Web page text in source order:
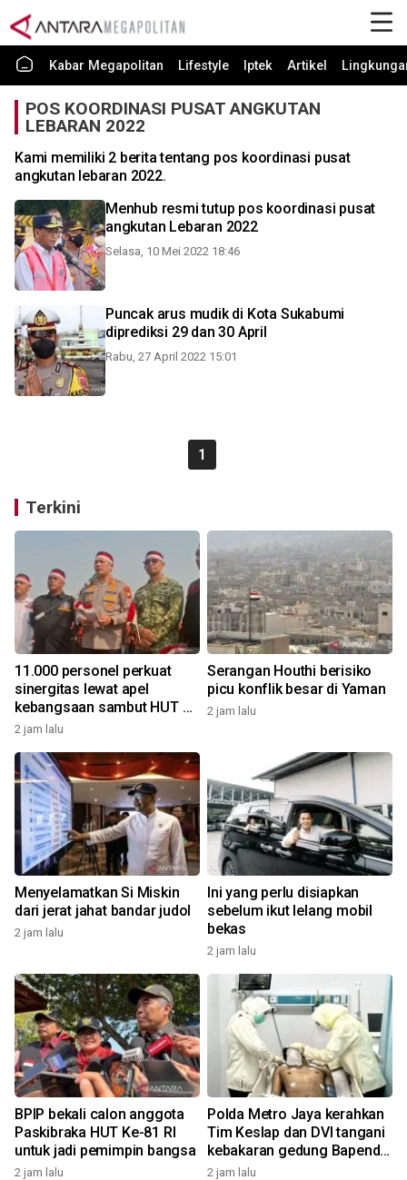
Kabar Megapolitan Lifestyle Iptek Artikel
POS KOORDINASI PUSAT ANGKUTAN
LEBARAN 2022
Kami memiliki 2 berita tentang pos koordinasi pusat
angkutan lebaran 2022.
Menhub resmi tutup pos koordinasi pusat
angkutan Lebaran 2022
Selasa, 10 Mei 2022 18:46
Puncak arus mudik di Kota Sukabumi
diprediksi 29 dan 30 April
Rabu, 27 April 2022 15:01
1
Terkini
11.000 personel perkuat
sinergitas lewat apel
kebangsaan sambut HUT RI
di kawasan Monas
2 jam lalu
Serangan Houthi berisiko
picu konflik besar di Yaman
2 jam lalu
Menyelamatkan Si Miskin
dari jerat jahat bandar judol
2 jam lalu
Ini yang perlu disiapkan
sebelum ikut lelang mobil
bekas
2 jam lalu
BPIP bekali calon anggota
Paskibraka HUT Ke-81 RI
untuk jadi pemimpin bangsa
2 jam lalu
Polda Metro Jaya kerahkan
Tim Keslap dan DVI tangani
kebakaran gedung Bapenda
DKI
2 jam lalu